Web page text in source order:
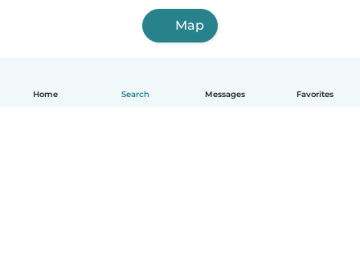
Home Search Messages Favorites
Map